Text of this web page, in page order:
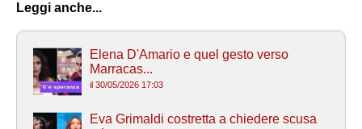
Leggi anche...
Elena D'Amario e quel gesto verso
Marracas...
il 30/05/2026 17:03
Eva Grimaldi costretta a chiedere scusa